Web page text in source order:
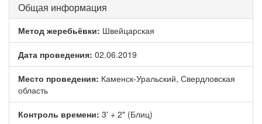
Общая информация
Метод жеребьёвки: Швейцарская
Дата проведения: 02.06.2019
Место проведения: Каменск-Уральский, Свердловская
область
Контроль времени: 3' + 2" (Блиц)